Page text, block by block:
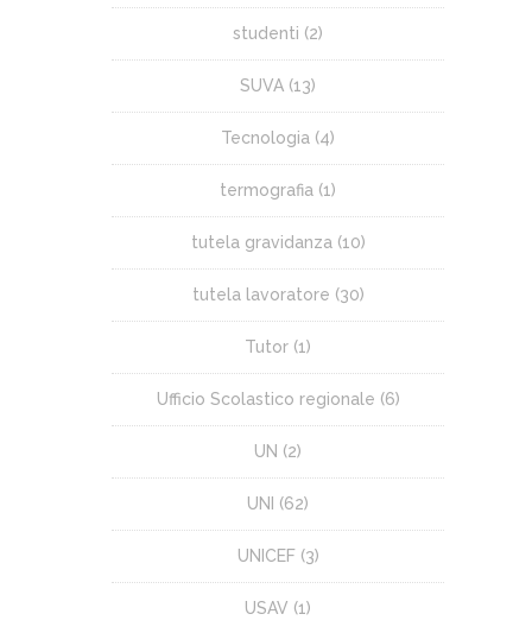
studenti (2)
SUVA (13)
Tecnologia (4)
termografia (1)
tutela gravidanza (10)
tutela lavoratore (30)
Tutor (1)
Ufficio Scolastico regionale (6)
UN (2)
UNI (62)
UNICEF(3)
USAV (1)